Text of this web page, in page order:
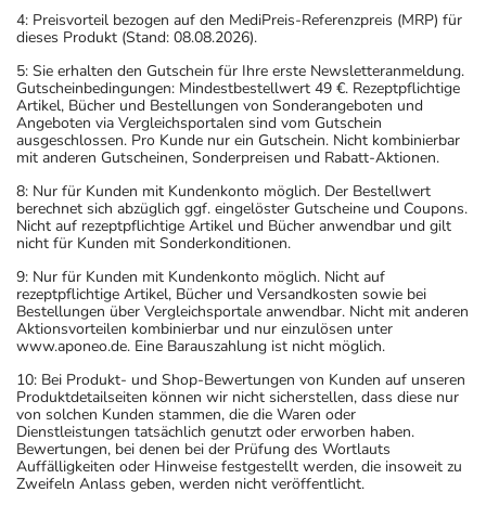
4: Preisvorteil bezogen auf den MediPreis-Referenzpreis (MRP) für
dieses Produkt (Stand: 08.08.2026).
5: Sie erhalten den Gutschein für Ihre erste Newsletteranmeldung.
Gutscheinbedingungen: Mindestbestellwert 49 €. Rezeptpflichtige
Artikel, Bücher und Bestellungen von Sonderangeboten und
Angeboten via Vergleichsportalen sind vom Gutschein
ausgeschlossen. Pro Kunde nur ein Gutschein. Nicht kombinierbar
mit anderen Gutscheinen, Sonderpreisen und Rabatt-Aktionen.
8: Nur für Kunden mit Kundenkonto möglich. Der Bestellwert
berechnet sich abzüglich ggf. eingelöster Gutscheine und Coupons.
Nicht auf rezeptpflichtige Artikel und Bücher anwendbar und gilt
nicht für Kunden mit Sonderkonditionen.
9: Nur für Kunden mit Kundenkonto möglich. Nicht auf
rezeptpflichtige Artikel, Bücher und Versandkosten sowie bei
Bestellungen über Vergleichsportale anwendbar. Nicht mit anderen
Aktionsvorteilen kombinierbar und nur einzulösen unter
www.aponeo.de. Eine Barauszahlung ist nicht möglich.
10: Bei Produkt- und Shop-Bewertungen von Kunden auf unseren
Produktdetailseiten können wir nicht sicherstellen, dass diese nur
von solchen Kunden stammen, die die Waren oder
Dienstleistungen tatsächlich genutzt oder erworben haben.
Bewertungen, bei denen bei der Prüfung des Wortlauts
Auffälligkeiten oder Hinweise festgestellt werden, die insoweit zu
Zweifeln Anlass geben, werden nicht veröffentlicht.